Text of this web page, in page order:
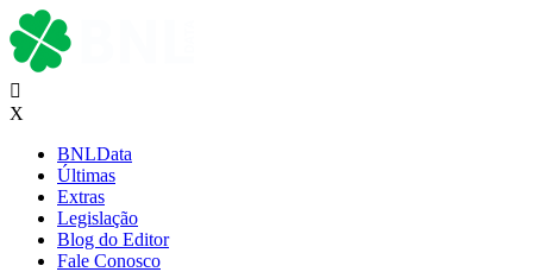

X
BNLData
Últimas
Extras
Legislação
Blog do Editor
Fale Conosco